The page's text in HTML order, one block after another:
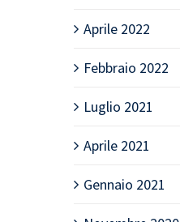
Aprile 2022
Febbraio 2022
Luglio 2021
Aprile 2021
Gennaio 2021